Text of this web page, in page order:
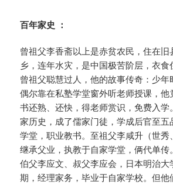
百年家史 ：
曾祖父李香斋以上是赤贫农民，住在旧
乡，连年水灾，是中国极苦阶层，衣食
曾祖父聪慧过人，他的故事传奇：少年
偶尔靠在私塾学堂窗外听老师授课，
书还熟、还快，得老师赏识，免费入
家历史，成了儒家门徒，学成后官至
学堂，职业教书。至祖父李咸升（世秀
继承父业，执教于自家学堂，俩代单传
伯父李应文、叔父李应会，日本明治
期，经理家务，毕业于自家学校。但他